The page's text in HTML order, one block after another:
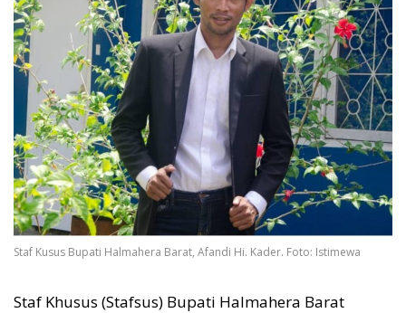
Staf Kusus Bupati Halmahera Barat, Afandi Hi. Kader. Foto: Istimewa
Staf Khusus (Stafsus) Bupati Halmahera Barat